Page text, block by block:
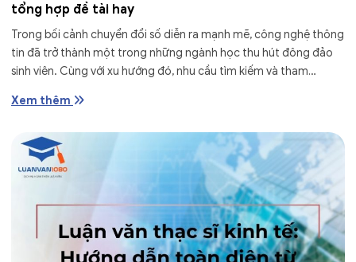
tổng hợp đề tài hay
Trong bối cảnh chuyển đổi số diễn ra mạnh mẽ, công nghệ thông
tin đã trở thành một trong những ngành học thu hút đông đảo
sinh viên. Cùng với xu hướng đó, nhu cầu tìm kiếm và tham
Xem thêm